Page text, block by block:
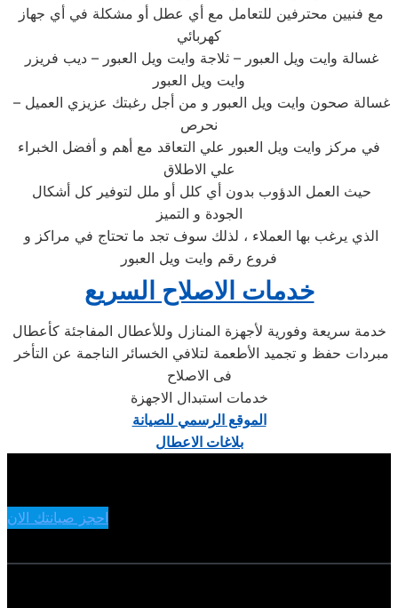
كهربائي
وايت ويل العبور
– غسالة صحون وايت ويل العبور و من أجل رغبتك عزيزي العميل
نحرص
في مركز وايت ويل العبور علي التعاقد مع أهم و أفضل الخبراء
علي الاطلاق
الجودة و التميز
فروع رقم وايت ويل العبور
خدمات الاصلاح السريع
خدمة سريعة وفورية لأجهزة المنازل وللأعطال المفاجئة كأعطال
فى الاصلاح
خدمات استبدال الاجهزة
الموقع الرسمي للصيانة
بلاغات الاعطال
احجز صيانتك الان